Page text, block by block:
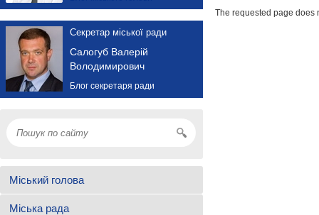
Секретар міської ради
Салогуб Валерій
Володимирович
Блог секретаря ради
Міський голова
Міська рада
The requested page does